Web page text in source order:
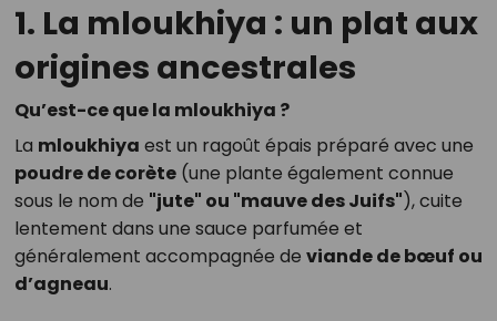
1. La mloukhiya : un plat aux
origines ancestrales
Qu’est-ce que la mloukhiya ?
La mloukhiya est un ragoût épais préparé avec une
poudre de corète(une plante également connue
sous le nom de "jute" ou "mauve des Juifs"), cuite
lentement dans une sauce parfumée et
généralement accompagnée de viande de bœuf ou
d’agneau.